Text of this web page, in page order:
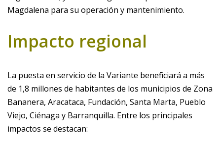
Magdalena para su operación y mantenimiento.
Impacto regional
La puesta en servicio de la Variante beneficiará a más
de 1,8 millones de habitantes de los municipios de Zona
Bananera, Aracataca, Fundación, Santa Marta, Pueblo
Viejo, Ciénaga y Barranquilla. Entre los principales
impactos se destacan: